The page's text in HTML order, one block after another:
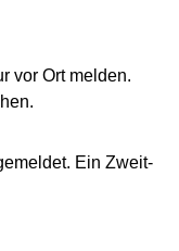
vor Ort melden.
Ein Zweit-